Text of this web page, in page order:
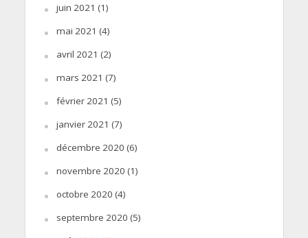
juin 2021 (1)
mai 2021 (4)
avril 2021 (2)
mars 2021 (7)
février 2021 (5)
janvier 2021 (7)
décembre 2020 (6)
novembre 2020 (1)
octobre 2020 (4)
septembre 2020 (5)